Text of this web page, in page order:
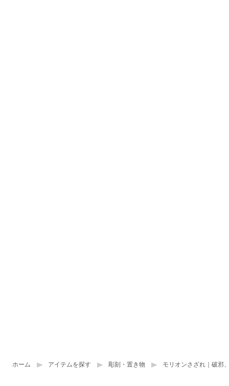
ホーム アイテムを探す 彫刻・置き物 モリオンさざれ｜破邪